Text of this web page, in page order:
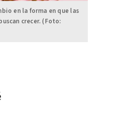
en la forma en que las
crecer. (Foto: